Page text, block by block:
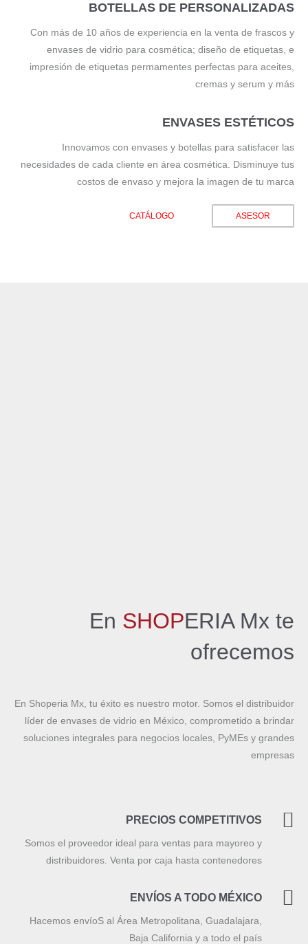
BOTELLAS DE PERSONALIZADAS
Con más de 10 años de experiencia en la venta de frascos y
envases de vidrio para cosmética; diseño de etiquetas, e
impresión de etiquetas permamentes perfectas para aceites,
cremas y serum y más
ENVASES ESTÉTICOS
Innovamos con envases y botellas para satisfacer las
necesidades de cada cliente en área cosmética. Disminuye tus
costos de envaso y mejora la imagen de tu marca
ASESOR
CATÁLOGO
En SHOPERIA Mx te
ofrecemos
En Shoperia Mx, tu éxito es nuestro motor. Somos el distribuidor
líder de envases de vidrio en México, comprometido a brindar
soluciones integrales para negocios locales, PyMEs y grandes
empresas
PRECIOS COMPETITIVOS
Somos el proveedor ideal para ventas para mayoreo y
distribuidores. Venta por caja hasta contenedores
ENVÍOS A TODO MÉXICO
Hacemos envíoS al Área Metropolitana, Guadalajara,
Baja California y a todo el país